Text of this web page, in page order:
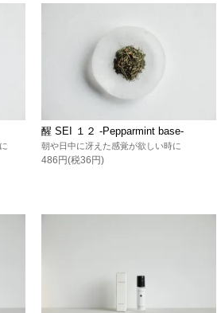
醒 SEI １２ -Pepparmint base-
朝や日中に冴えた感覚が欲しい時に
486円(税36円)